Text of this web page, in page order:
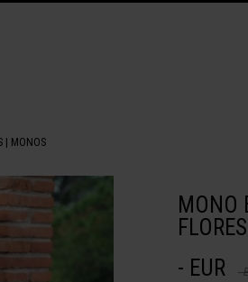
| MONOS
MONO
FLORES
- EUR
-